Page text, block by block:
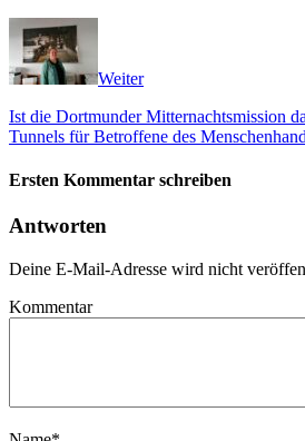
Weiter
Ist die Dortmunder Mitternachtsmission
Tunnels für Betroffene des
Ersten Kommentar schreiben
Antworten
Deine E-Mail-Adresse wird nicht
Kommentar